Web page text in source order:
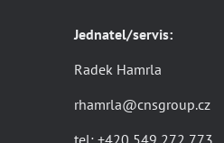
Jednatel/servis:
Radek Hamrla
rhamrla@cnsgroup.cz
tel: +420 549 272 773